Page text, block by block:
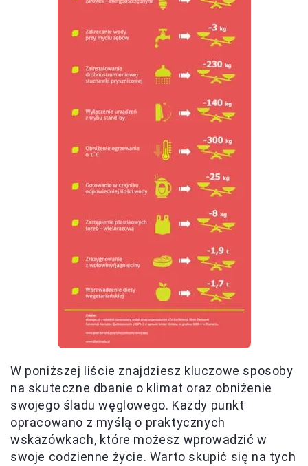
W poniższej liście znajdziesz kluczowe sposoby
na skuteczne dbanie o klimat oraz obniżenie
swojego śladu węglowego. Każdy punkt
opracowano z myślą o praktycznych
wskazówkach, które możesz wprowadzić w
swoje codzienne życie. Warto skupić się na tych